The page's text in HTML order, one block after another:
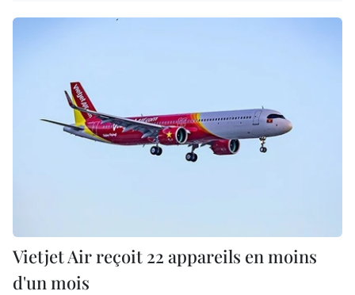
Vietjet Air reçoit 22 appareils en moins
d'un mois